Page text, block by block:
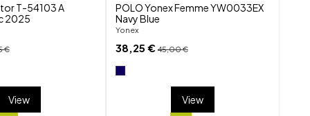
T-54103 A
2025
€
View
POLO Yonex Femme YW0033EX
Navy Blue
Yonex
38,25 €45,00 €
View